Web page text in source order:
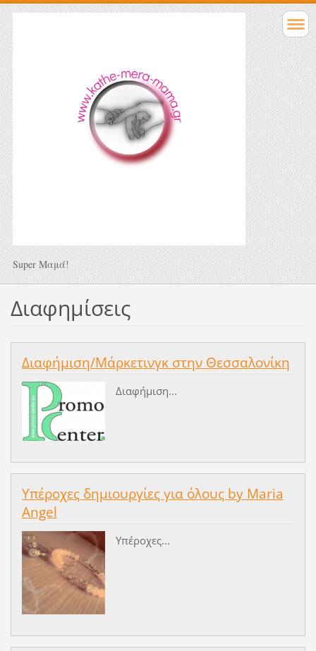
Super Μαμά!
Διαφημίσεις
Διαφήμιση/Μάρκετινγκ στην Θεσσαλονίκη
Διαφήμιση...
Υπέροχες δημιουργίες για όλους by Maria
Angel
Υπέροχες...